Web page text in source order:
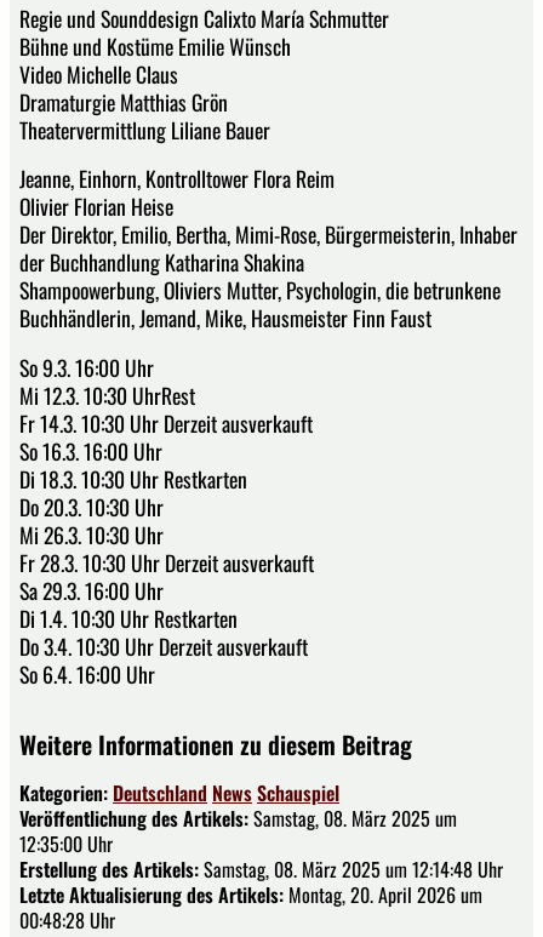
Regie und Sounddesign Calixto María Schmutter
Bühne und Kostüme Emilie Wünsch
Video Michelle Claus
Dramaturgie Matthias Grön
Theatervermittlung Liliane Bauer
Jeanne, Einhorn, Kontrolltower Flora Reim
Olivier Florian Heise
Der Direktor, Emilio, Bertha, Mimi-Rose, Bürgermeisterin, Inhaber
der Buchhandlung Katharina Shakina
Shampoowerbung, Oliviers Mutter, Psychologin, die betrunkene
Buchhändlerin, Jemand, Mike, Hausmeister Finn Faust
So 9.3. 16:00 Uhr
Mi 12.3. 10:30 UhrRest
Fr 14.3. 10:30 Uhr Derzeit ausverkauft
So 16.3. 16:00 Uhr
Di 18.3. 10:30 Uhr Restkarten
Do 20.3. 10:30 Uhr
Mi 26.3. 10:30 Uhr
Fr 28.3. 10:30 Uhr Derzeit ausverkauft
Sa 29.3. 16:00 Uhr
Di 1.4. 10:30 Uhr Restkarten
Do 3.4. 10:30 Uhr Derzeit ausverkauft
So 6.4. 16:00 Uhr
Weitere Informationen zu diesem Beitrag
Kategorien: Deutschland NewsSchauspiel
Veröffentlichung des Artikels:Samstag, 08. März 2025 um
12:35:00 Uhr
Erstellung des Artikels:Samstag, 08. März 2025 um 12:14:48 Uhr
Letzte Aktualisierung des Artikels: Montag, 20. April 2026 um
00:48:28 Uhr